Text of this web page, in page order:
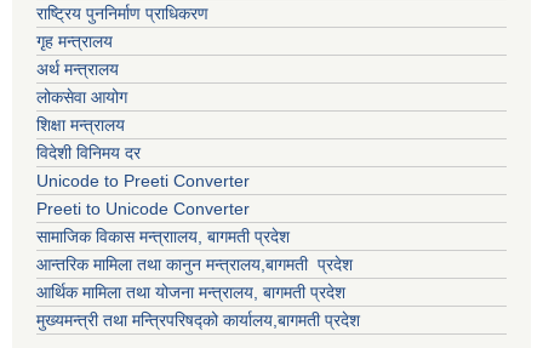
राष्ट्रिय पुननिर्माण प्राधिकरण
गृह मन्त्रालय
अर्थ मन्त्रालय
लोकसेवा आयोग
शिक्षा मन्त्रालय
विदेशी विनिमय दर
Unicode to Preeti Converter
Preeti to Unicode Converter
सामाजिक विकास मन्त्राालय, बागमती प्रदेश
आन्तरिक मामिला तथा कानुन मन्त्रालय,बागमती प्रदेश
आर्थिक मामिला तथा योजना मन्त्रालय, बागमती प्रदेश
मुख्यमन्त्री तथा मन्त्रिपरिषद्को कार्यालय,बागमती प्रदेश